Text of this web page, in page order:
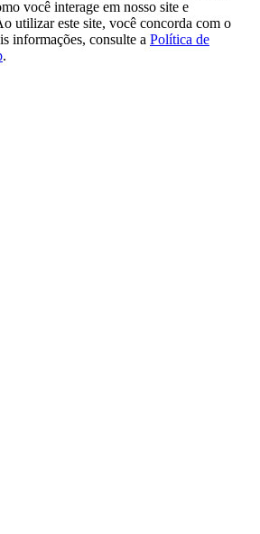
você interage em nosso site e
utilizar este site, você concorda com o
informações, consulte a Política de
.